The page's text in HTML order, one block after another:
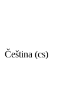
Čeština (cs)